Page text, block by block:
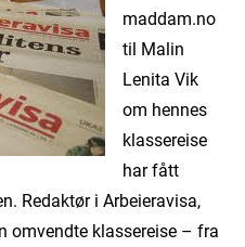
maddam.no
til Malin
Lenita Vik
om hennes
klassereise
har fått
Redaktør i Arbeieravisa,
omvendte klassereise – fra